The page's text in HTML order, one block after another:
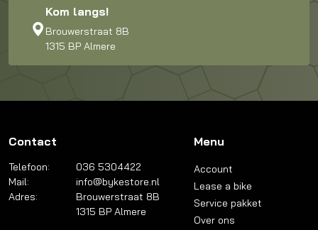
Kom langs!
Brouwerstraat 8B
1315 BP Almere
Contact
Telefoon:
036 5304422
Mail:
info@bykestore.nl
Adres:
Brouwerstraat 8B
1315 BP Almere
Menu
Account
Lease a bike
Service pakket
Over ons